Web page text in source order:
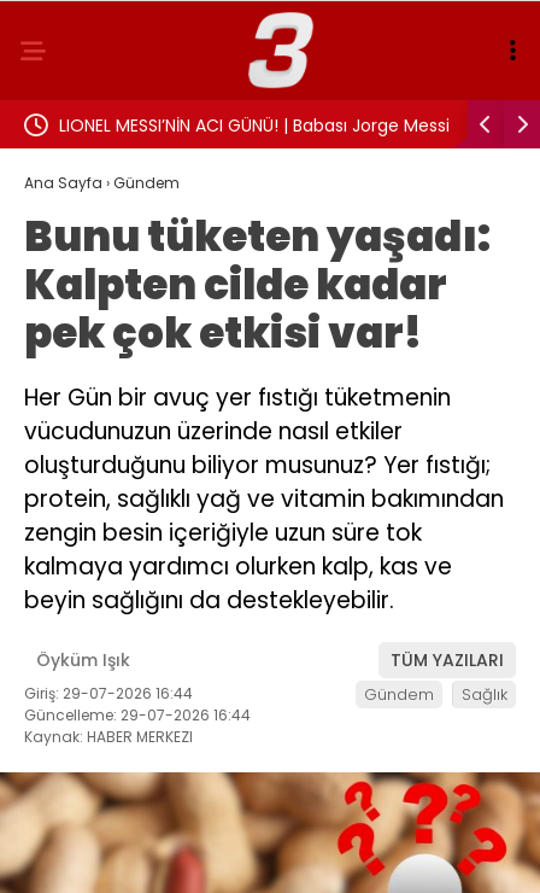
LIONEL MESSI’NİN ACI GÜNÜ! | Babası Jorge Messi
hayatını kaybetti
Ana Sayfa ›Gündem
Bunu tüketen yaşadı:
Kalpten cilde kadar
pek çok etkisi var!
Her Gün bir avuç yer fıstığı tüketmenin
vücudunuzun üzerinde nasıl etkiler
oluşturduğunu biliyor musunuz? Yer fıstığı;
protein, sağlıklı yağ ve vitamin bakımından
zengin besin içeriğiyle uzun süre tok
kalmaya yardımcı olurken kalp, kas ve
beyin sağlığını da destekleyebilir.
Öyküm Işık TÜM YAZILARI
Giriş: 29-07-2026 16:44
Güncelleme: 29-07-2026 16:44
Kaynak: HABER MERKEZI
Gündem Sağlık